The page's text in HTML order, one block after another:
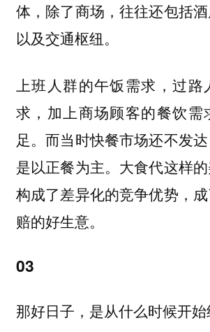
体，除了商场，往往还包括酒
以及交通枢纽。
上班人群的午饭需求，过
求，加上商场顾客的餐饮需
足。而当时快餐市场还不发
是以正餐为主。大食代这样
构成了差异化的竞争优势，
赔的好生意。
03
那好日子，是从什么时候开始